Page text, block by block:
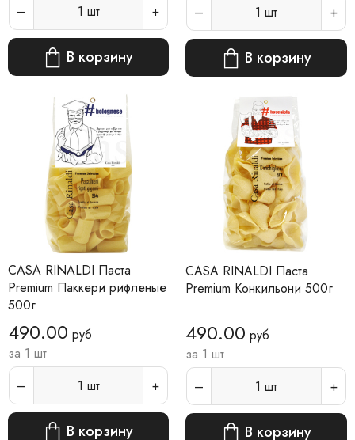
1 шт
В корзину
1 шт
В корзину
CASA RINALDI Паста
Premium Паккери рифленые
500г
490.00 руб
за 1 шт
1 шт
В корзину
CASA RINALDI Паста
Premium Конкильони 500г
490.00 руб
за 1 шт
1 шт
В корзину